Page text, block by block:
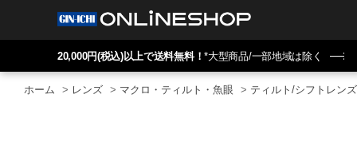
20,000円(税込)以上で送料無料！*大型商品/一部地域は除く
ホーム > レンズ > マクロ・ティルト・魚眼 > ティルト/シフトレンズ